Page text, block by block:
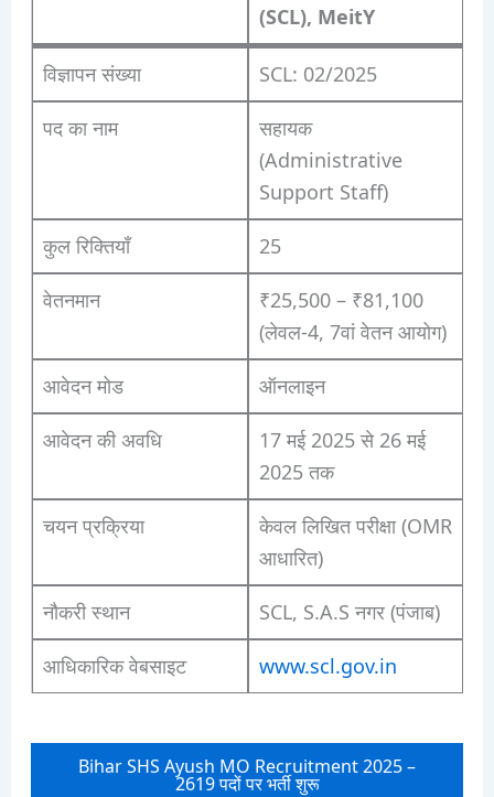
(SCL), MeitY
विज्ञापन संख्या SCL: 02/2025
पद का नाम
सहायक
(Administrative
Support Staff)
कुल रिक्तियाँ 25
वेतनमान
₹25,500 – ₹81,100
(लेवल-4, 7वां वेतन आयोग)
आवेदन मोड ऑनलाइन
आवेदन की अवधि
17 मई 2025 से 26 मई
2025 तक
चयन प्रक्रिया
केवल लिखित परीक्षा (OMR
आधारित)
नौकरी स्थान SCL, S.A.S नगर (पंजाब)
आधिकारिक वेबसाइट www.scl.gov.in
Bihar SHS Ayush MO Recruitment 2025 –
2619 पदों पर भर्ती शुरू